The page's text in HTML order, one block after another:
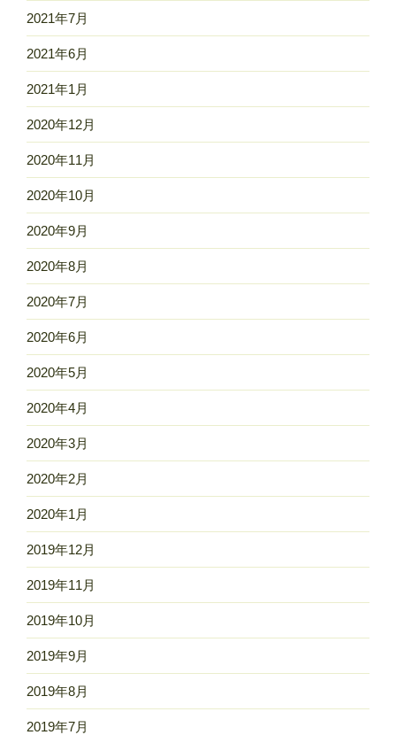
2021年7月
2021年6月
2021年1月
2020年12月
2020年11月
2020年10月
2020年9月
2020年8月
2020年7月
2020年6月
2020年5月
2020年4月
2020年3月
2020年2月
2020年1月
2019年12月
2019年11月
2019年10月
2019年9月
2019年8月
2019年7月